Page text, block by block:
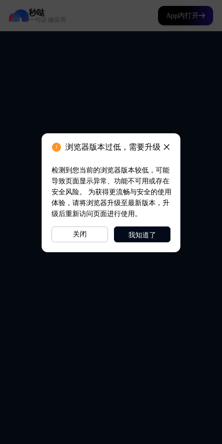
秒哒
一句话 做应用
App内打开
浏览器版本过低，需要升级
检测到您当前的浏览器版本较低，可能
导致页面显示异常、功能不可用或存在
安全风险。 为获得更流畅与安全的使用
体验，请将浏览器升级至最新版本，升
级后重新访问页面进行使用。
关闭 我知道了